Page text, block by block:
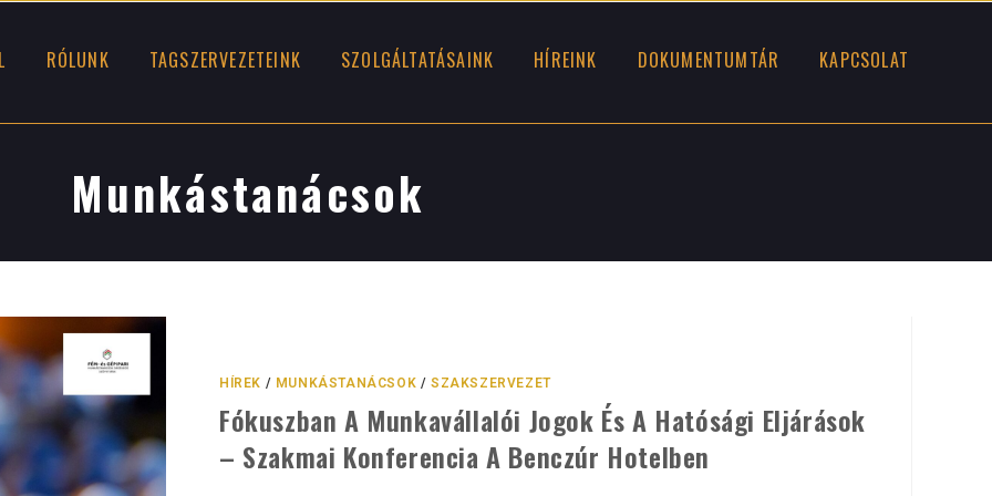
RÓLUNK TAGSZERVEZETEINK SZOLGÁLTATÁSAINK HÍREINK DOKUMENTUMTÁR KAPCSOLAT
Munkástanácsok
HÍREK / MUNKÁSTANÁCSOK /SZAKSZERVEZET
Fókuszban A Munkavállalói Jogok És A Hatósági Eljárások
– Szakmai Konferencia A Benczúr Hotelben